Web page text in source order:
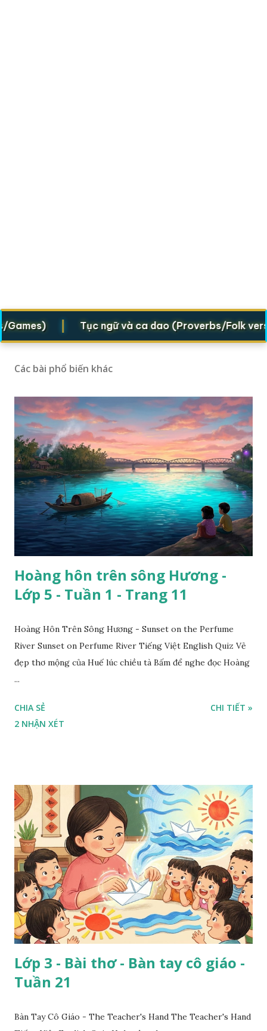
| Tục ngữ và ca dao (Proverbs/Folk verses)
Các bài phổ biến khác
Hoàng hôn trên sông Hương -
Lớp 5 - Tuần 1 - Trang 11
Hoàng Hôn Trên Sông Hương - Sunset on the Perfume
River Sunset on Perfume River Tiếng Việt English Quiz Vẻ
đẹp thơ mộng của Huế lúc chiều tà Bấm để nghe đọc Hoàng
...
CHIA SẺ
2 NHẬN XÉT
CHI TIẾT »
Lớp 3 - Bài thơ - Bàn tay cô giáo -
Tuần 21
Bàn Tay Cô Giáo - The Teacher's Hand The Teacher's Hand